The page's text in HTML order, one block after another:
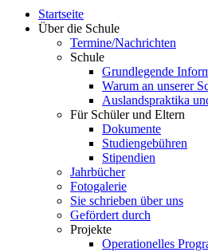
Startseite
Über die Schule
Termine/Nachrichten
Schule
Grundlegende
Warum an unserer
Auslandspraktika
Für Schüler und Eltern
Dokumente
Studiengebühren
Stipendien
Jahrbücher
Fotogalerie
Sie schrieben über uns
Gefördert durch
Projekte
Operationelles